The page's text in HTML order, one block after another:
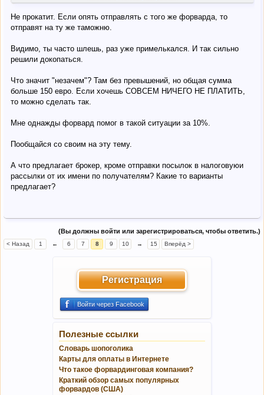
Не за чем делать таможенную очистку, там всё без
превышений, да и поздно уже.
Не прокатит. Если опять отправлять с того же форварда, то
отправят на ту же таможню.
Видимо, ты часто шлешь, раз уже примелькался. И так сильно
решили докопаться.
Что значит "незачем"? Там без превышений, но общая сумма
больше 150 евро. Если хочешь СОВСЕМ НИЧЕГО НЕ ПЛАТИТЬ,
то можно сделать так.
Мне однажды форвард помог в такой ситуации за 10%.
Пообщайся со своим на эту тему.
А что предлагает брокер, кроме отправки посылок в налоговуюи
рассылки от их имени по получателям? Какие то варианты
предлагает?
(Вы должны войти или зарегистрироваться, чтобы ответить.)
< Назад 1 ← 6 7 8 9 10 → 15 Вперёд >
Регистрация
Войти через Facebook
Полезные ссылки
Словарь шопоголика
Карты для оплаты в Интернете
Что такое форвардинговая компания?
Краткий обзор самых популярных
форвардов (США)